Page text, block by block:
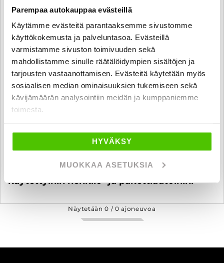
Parempaa autokauppaa evästeillä
Käytämme evästeitä parantaaksemme sivustomme
käyttökokemusta ja palveluntasoa. Evästeillä
varmistamme sivuston toimivuuden sekä
mahdollistamme sinulle räätälöidympien sisältöjen ja
tarjousten vastaanottamisen. Evästeitä käytetään myös
sosiaalisen median ominaisuuksien tukemiseen sekä
kävijämäärän analysointiin meidän ja kumppaniemme
toimesta.
HYVÄKSY
MUOKKAA ASETUKSIA
6 kk koroton ja kuluton maksuaika
käytettyihin henkilö- ja pakettiautoihin!
Näytetään0 /0 ajoneuvoa